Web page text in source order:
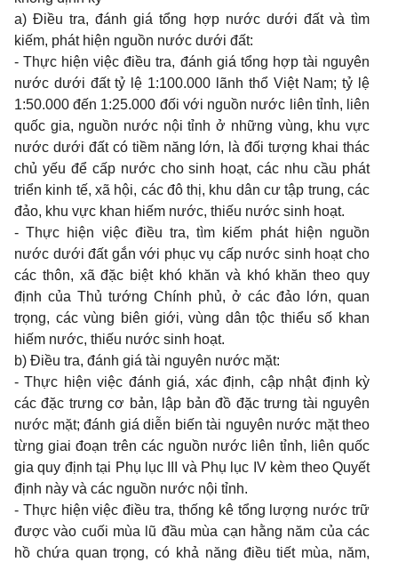
a) Điều tra, đánh giá tổng hợp nước dưới đất và tìm
kiếm, phát hiện nguồn nước dưới đất:
- Thực hiện việc điều tra, đánh giá tổng hợp tài nguyên
nước dưới đất tỷ lệ 1:100.000 lãnh thổ Việt Nam; tỷ lệ
1:50.000 đến 1:25.000 đối với nguồn nước liên tỉnh, liên
quốc gia, nguồn nước nội tỉnh ở những vùng, khu vực
nước dưới đất có tiềm năng lớn, là đối tượng khai thác
chủ yếu để cấp nước cho sinh hoạt, các nhu cầu phát
triển kinh tế, xã hội, các đô thị, khu dân cư tập trung, các
đảo, khu vực khan hiếm nước, thiếu nước sinh hoạt.
- Thực hiện việc điều tra, tìm kiếm phát hiện nguồn
nước dưới đất gắn với phục vụ cấp nước sinh hoạt cho
các thôn, xã đặc biệt khó khăn và khó khăn theo quy
định của Thủ tướng Chính phủ, ở các đảo lớn, quan
trọng, các vùng biên giới, vùng dân tộc thiểu số khan
hiếm nước, thiếu nước sinh hoạt.
b) Điều tra, đánh giá tài nguyên nước mặt:
- Thực hiện việc đánh giá, xác định, cập nhật định kỳ
các đặc trưng cơ bản, lập bản đồ đặc trưng tài nguyên
nước mặt; đánh giá diễn biến tài nguyên nước mặt theo
từng giai đoạn trên các nguồn nước liên tỉnh, liên quốc
gia quy định tại Phụ lục III và Phụ lục IV kèm theo Quyết
định này và các nguồn nước nội tỉnh.
- Thực hiện việc điều tra, thống kê tổng lượng nước trữ
được vào cuối mùa lũ đầu mùa cạn hằng năm của các
hồ chứa quan trọng, có khả năng điều tiết mùa, năm,